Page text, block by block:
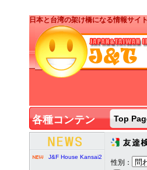
日本と台湾の架け橋になる情報サイ
各種コンテン
ツ
Top
2020/2/7
J&F House Kansai2
性別：